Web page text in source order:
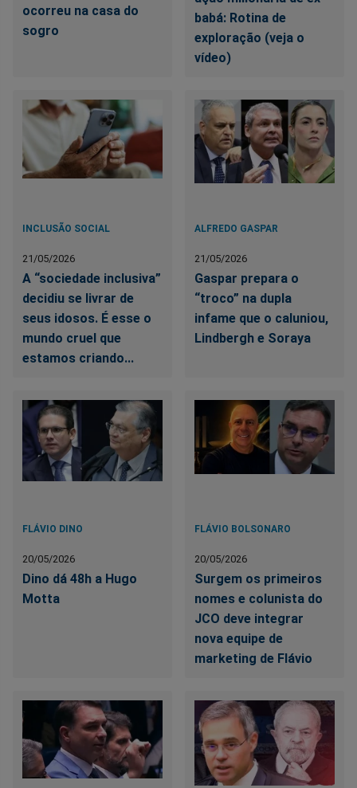
ocorreu na casa do
sogro
babá: Rotina de
exploração (veja o
vídeo)
INCLUSÃO SOCIAL
21/05/2026
A “sociedade inclusiva”
decidiu se livrar de
seus idosos. É esse o
mundo cruel que
estamos criando...
ALFREDO GASPAR
21/05/2026
Gaspar prepara o
“troco” na dupla
infame que o caluniou,
Lindbergh e Soraya
FLÁVIO DINO
20/05/2026
Dino dá 48h a Hugo
Motta
FLÁVIO BOLSONARO
20/05/2026
Surgem os primeiros
nomes e colunista do
JCO deve integrar
nova equipe de
marketing de Flávio